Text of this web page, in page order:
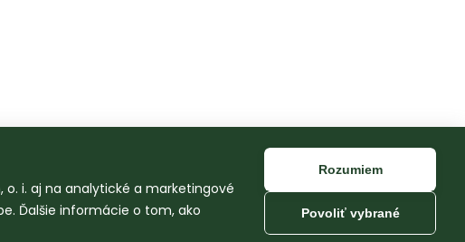
o. i. aj na analytické a marketingové
Ďalšie informácie o tom, ako
Rozumiem
Povoliť vybrané